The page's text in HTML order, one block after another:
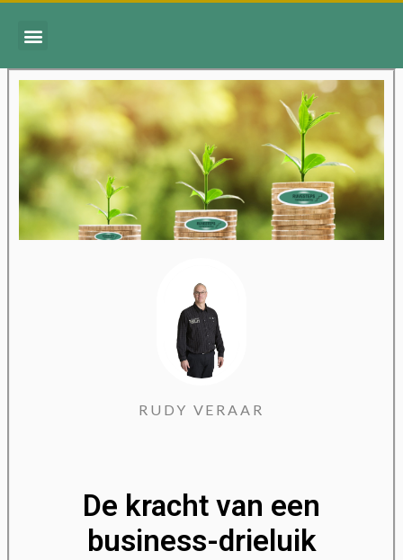
RUDY VERAAR
De kracht van een
business-drieluik